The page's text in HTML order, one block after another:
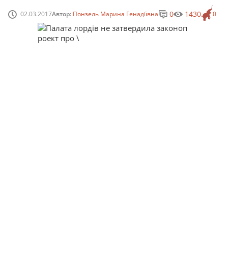
02.03.2017Автор: Понзель Марина Генадіївна 0
0 1430